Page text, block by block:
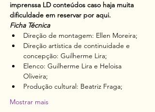
imprenssa LD conteúdos caso haja muita
dificuldade em reservar por aqui.
Ficha Técnica
Direção de montagem: Ellen Moreira;
Direção artística de continuidade e
concepção: Guilherme Lira;
Elenco: Guilherme Lira e Heloisa
Oliveira;
Produção cultural: Beatriz Fraga;
Mostrar mais